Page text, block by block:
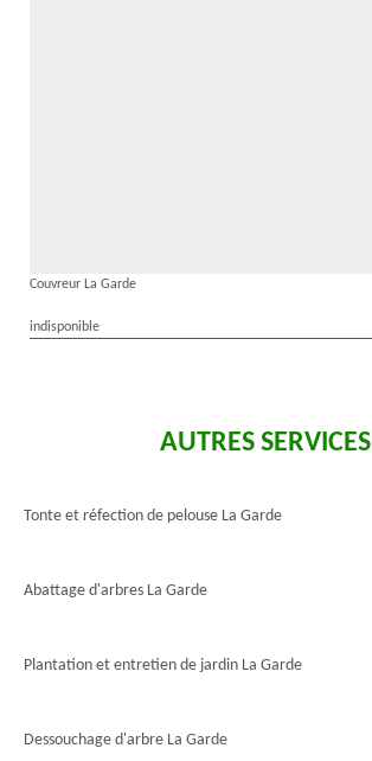
Couvreur La Garde
indisponible
AUTRES SERVICES
Tonte et réfection de pelouse La Garde
Abattage d'arbres La Garde
Plantation et entretien de jardin La Garde
Dessouchage d'arbre La Garde